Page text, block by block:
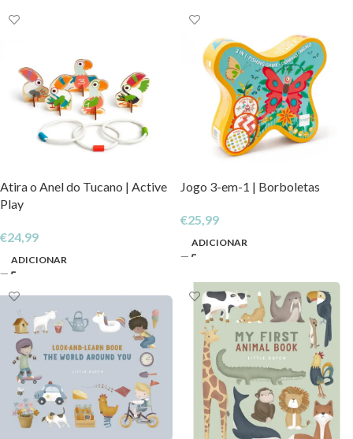
Atira o Anel do Tucano | Active
Play
€24,99
ADICIONAR
Jogo 3-em-1 | Borboletas
€25,99
ADICIONAR